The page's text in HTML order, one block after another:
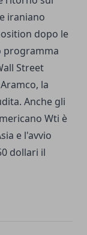
iraniano
dopo le
programma
Street
la
Anche gli
Wti è
e l'avvio
dollari il